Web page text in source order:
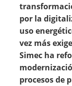
por la
uso
vez más
Simec ha
procesos de